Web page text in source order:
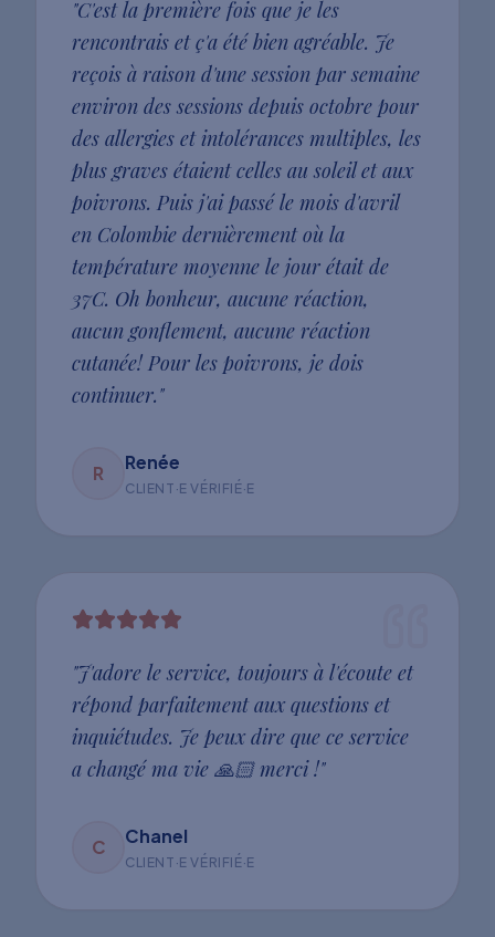
"C'est la première fois que je les
rencontrais et ç'a été bien agréable. Je
reçois à raison d'une session par semaine
environ des sessions depuis octobre pour
des allergies et intolérances multiples, les
plus graves étaient celles au soleil et aux
poivrons. Puis j'ai passé le mois d'avril
en Colombie dernièrement où la
température moyenne le jour était de
37C. Oh bonheur, aucune réaction,
aucun gonflement, aucune réaction
cutanée! Pour les poivrons, je dois
continuer."
R Renée
CLIENT·E VÉRIFIÉ·E
"J'adore le service, toujours à l'écoute et
répond parfaitement aux questions et
inquiétudes. Je peux dire que ce service
a changé ma vie 🙏🏻 merci !"
C Chanel
CLIENT·E VÉRIFIÉ·E